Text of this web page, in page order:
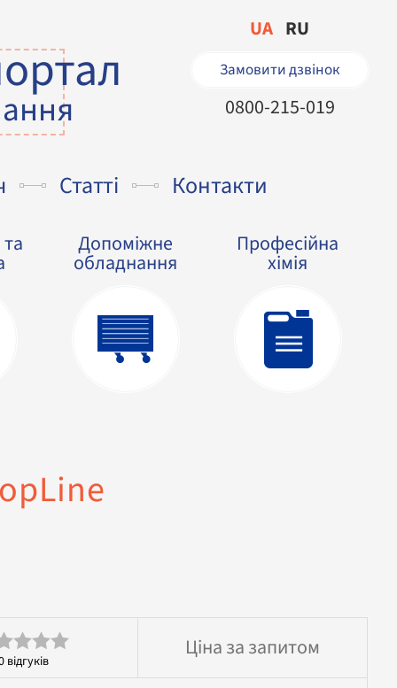
UA RU
Замовити дзвінок
0800-215-019
Статті Контакти
Допоміжне
обладнання
Професійна
хімія
відгуків
Ціна за запитом